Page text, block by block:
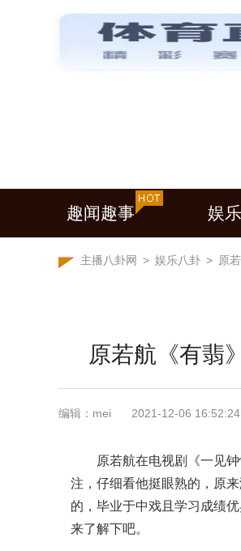
趣闻趣事 娱
主播八卦网 > 娱乐八卦 > 原
原若航《有翡
编辑：mei 2021-12-06 16:52:24
原若航在电视剧《一见
注，仔细看他挺眼熟的，原
的，毕业于中戏且学习成绩优
来了解下吧。